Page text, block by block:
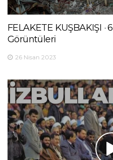
FELAKETE KUŞBAKIŞI
Görüntüleri
26 Nisan 2023